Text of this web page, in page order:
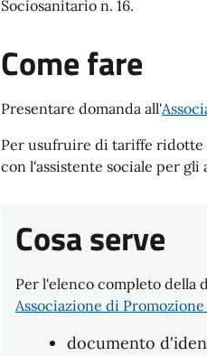
Sociosanitario n. 16.
Come fare
Presentare domanda all'
Per usufruire di tariffe ridotte
con l'assistente sociale per gli
Cosa serve
Per l'elenco completo della
Associazione di
documento